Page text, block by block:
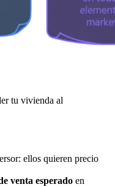
tu vivienda al
ellos quieren precio
venta esperado en